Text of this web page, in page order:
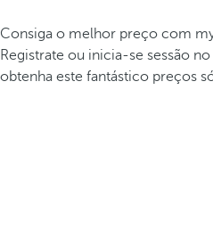
Consiga o melhor preço com
Registrate ou inicia-se sessão
obtenha este fantástico preços